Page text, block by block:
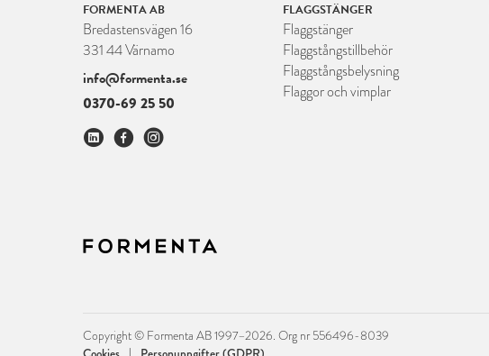
FORMENTA AB
Bredastensvägen 16
331 44 Värnamo
info@formenta.se
0370-69 25 50
FLAGGSTÄNGER
Flaggstänger
Flaggstångstillbehör
Flaggstångsbelysning
Flaggor och vimplar
Copyright © Formenta AB 1997–2026. Org nr 556496-8039
|